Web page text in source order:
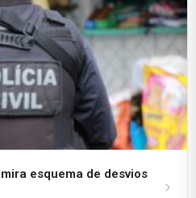
esquema de desvios